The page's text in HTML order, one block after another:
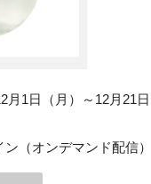
月1日（月）～12月21日
ン（オンデマンド配信）